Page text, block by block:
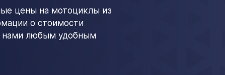
цены на мотоциклы из
о стоимости
нами любым удобным